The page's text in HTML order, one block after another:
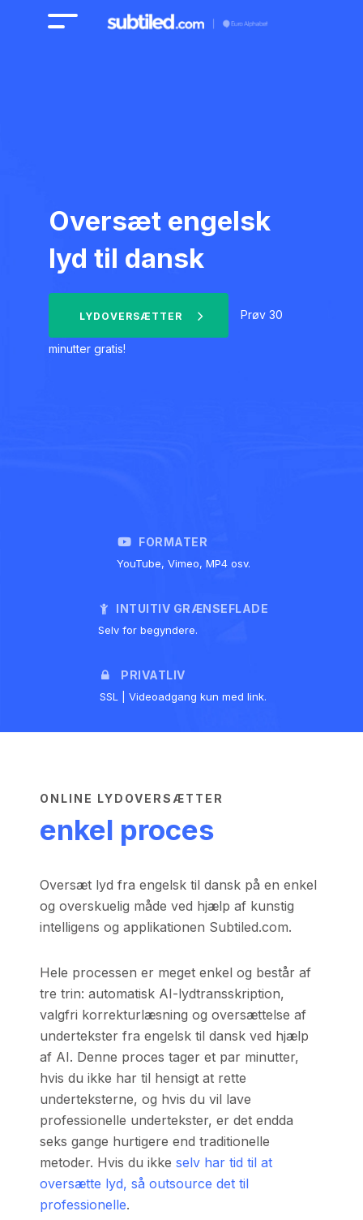
Oversæt engelsk
lyd til dansk
LYDOVERSÆTTER Prøv 30
minutter gratis!
FORMATER
YouTube, Vimeo, MP4 osv.
INTUITIV GRÆNSEFLADE
Selv for begyndere.
PRIVATLIV
SSL | Videoadgang kun med link.
ONLINE LYDOVERSÆTTER
enkel proces
Oversæt lyd fra engelsk til dansk på en enkel
og overskuelig måde ved hjælp af kunstig
intelligens og applikationen Subtiled.com.
Hele processen er meget enkel og består af
tre trin: automatisk AI-lydtransskription,
valgfri korrekturlæsning og oversættelse af
undertekster fra engelsk til dansk ved hjælp
af AI. Denne proces tager et par minutter,
hvis du ikke har til hensigt at rette
underteksterne, og hvis du vil lave
professionelle undertekster, er det endda
seks gange hurtigere end traditionelle
metoder. Hvis du ikkeselv har tid til at
oversætte lyd, så outsource det til
professionelle.